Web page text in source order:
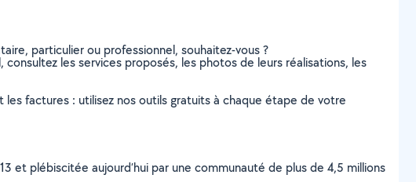
particulier ou professionnel, souhaitez-vous ?
les services proposés, les photos de leurs réalisations, les
factures : utilisez nos outils gratuits à chaque étape de votre
et plébiscitée aujourd’hui par une communauté de plus de 4,5 millions